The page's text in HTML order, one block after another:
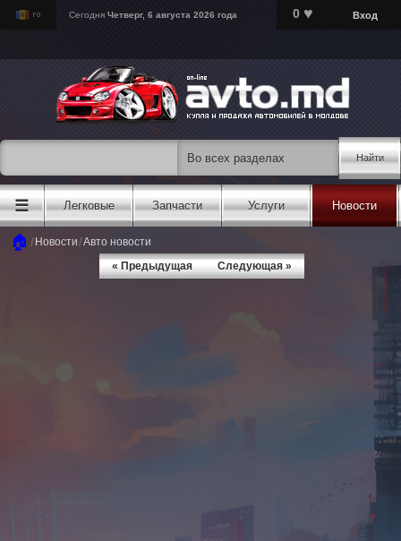
Сегодня Четверг, 6 августа 2026 года 0 ♥ Вход
Найти
☰ Легковые Запчасти Услуги Новости
🏠 / Новости/Авто новости
« Предыдущая
Следующая »